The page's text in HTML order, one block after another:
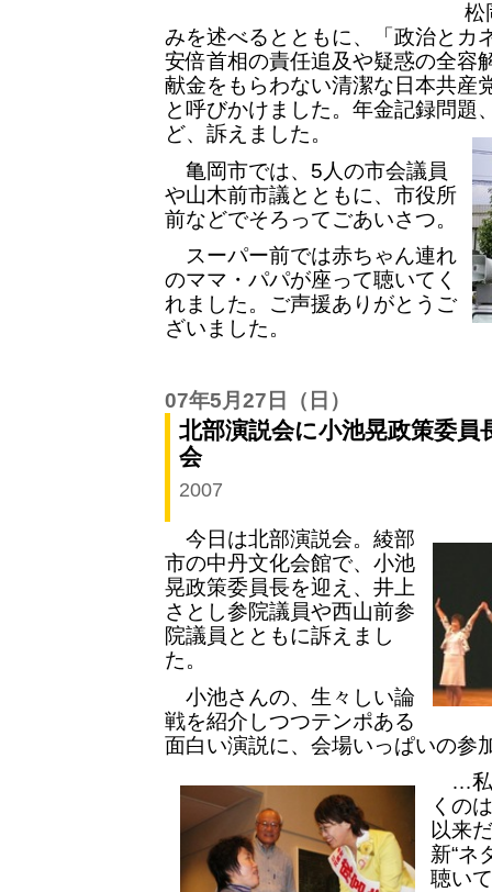
松
みを述べるとともに、「政治とカ
安倍首相の責任追及や疑惑の全容
献金をもらわない清潔な日本共産
と呼びかけました。年金記録問題
ど、訴えました。
亀岡市では、5人の市会議員
や山木前市議とともに、市役所
前などでそろってごあいさつ。
スーパー前では赤ちゃん連れ
のママ・パパが座って聴いてく
れました。ご声援ありがとうご
ざいました。
07年5月27日 （日）
北部演説会に小池晃政策委員
会
2007
今日は北部演説会。綾部
市の中丹文化会館で、小池
晃政策委員長を迎え、井上
さとし参院議員や西山前参
院議員とともに訴えまし
た。
小池さんの、生々しい論
戦を紹介しつつテンポある
面白い演説に、会場いっぱいの参
…私
くの
以来
新“ネ
聴い